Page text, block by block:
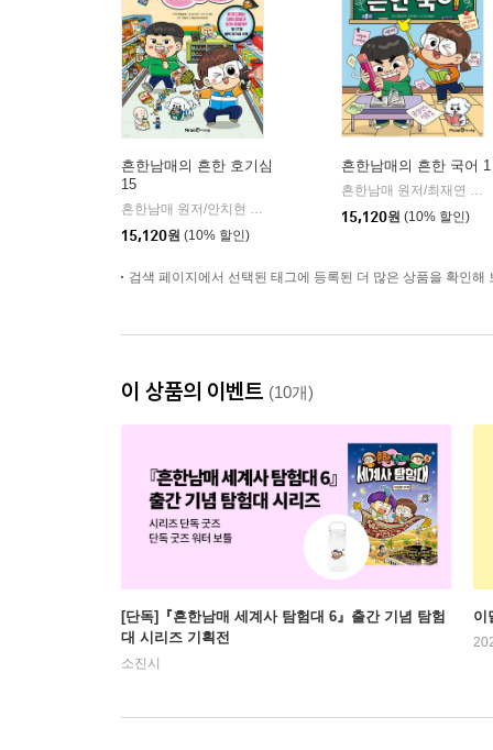
흔한남매의 흔한 호기심
15
흔한남매 원저/안치현 글/유난희 그림/이정모,흔한컴퍼니 감수
15,120원 (10% 할인)
흔한남매의 흔한 국어 1
흔한남매 원저/최재연 글/도니패밀리 그림
15,120원 (10% 할인)
검색 페이지에서 선택된 태그에 등록된 더 많은 상품을 확인해
이 상품의 이벤트 (10개)
[단독]『흔한남매 세계사 탐험대 6』출간 기념 탐험
대 시리즈 기획전
소진시
이